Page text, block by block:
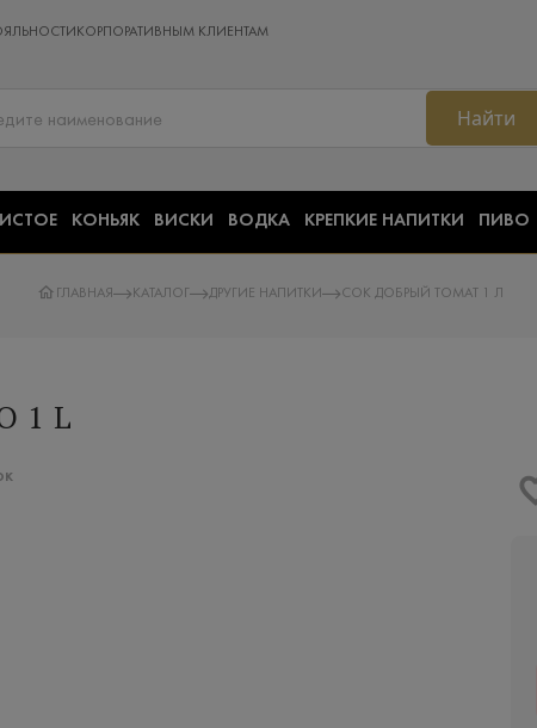
КОРПОРАТИВНЫМ КЛИЕНТАМ
Найти
КОНЬЯК ВИСКИ ВОДКА КРЕПКИЕ НАПИТКИ ПИВО
ГЛАВНАЯ КАТАЛОГ ДРУГИЕ НАПИТКИ СОК ДОБРЫЙ ТОМАТ 1 Л
1 L